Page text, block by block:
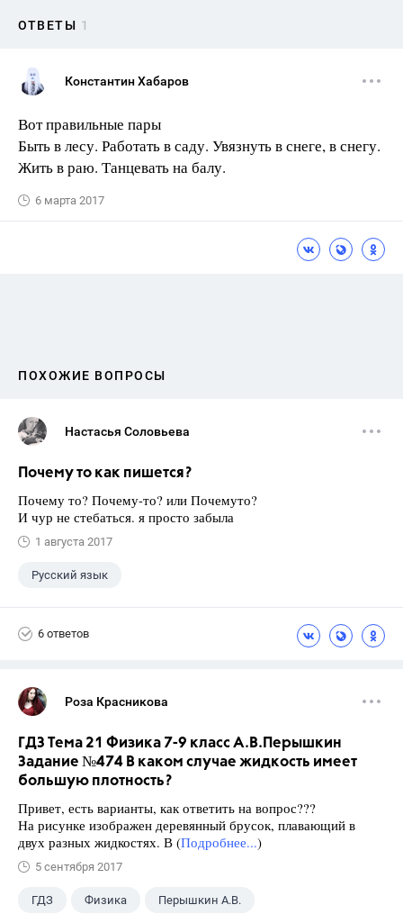
ОТВЕТЫ 1
Константин Хабаров
Вот правильные пары
Быть в лесу. Работать в саду. Увязнуть в снеге, в снегу.
Жить в раю. Танцевать на балу.
6 марта 2017
ПОХОЖИЕ ВОПРОСЫ
Настасья Соловьева
Почему то как пишется?
Почему то? Почему-то? или Почемуто?
И чур не стебаться. я просто забыла
1 августа 2017
Русский язык
6 ответов
Роза Красникова
ГДЗ Тема 21 Физика 7-9 класс А.В.Перышкин
Задание №474 В каком случае жидкость имеет
большую плотность?
Привет, есть варианты, как ответить на вопрос???
На рисунке изображен деревянный брусок, плавающий в
двух разных жидкостях. В (Подробнее...)
5 сентября 2017
ГДЗ Физика Перышкин А.В.